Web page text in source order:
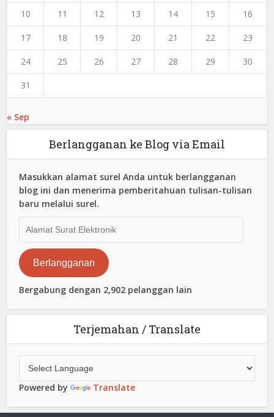
10 11 12 13 14 15 16
17 18 19 20 21 22 23
24 25 26 27 28 29 30
31
« Sep
Berlangganan ke Blog via Email
Masukkan alamat surel Anda untuk berlangganan
blog ini dan menerima pemberitahuan tulisan-tulisan
baru melalui surel.
Surat
Elektronik
Berlangganan
Bergabung dengan 2,902 pelanggan lain
Terjemahan / Translate
Powered by Translate